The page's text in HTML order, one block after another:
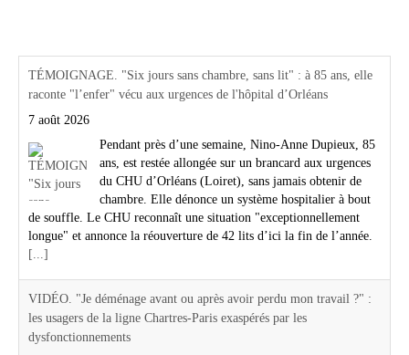
TÉMOIGNAGE. "Six jours sans chambre, sans lit" : à 85 ans, elle
raconte "l’enfer" vécu aux urgences de l'hôpital d’Orléans
7 août 2026
Pendant près d’une semaine, Nino-Anne Dupieux, 85
ans, est restée allongée sur un brancard aux urgences
du CHU d’Orléans (Loiret), sans jamais obtenir de
chambre. Elle dénonce un système hospitalier à bout
de souffle. Le CHU reconnaît une situation "exceptionnellement
longue" et annonce la réouverture de 42 lits d’ici la fin de l’année.
[...]
VIDÉO. "Je déménage avant ou après avoir perdu mon travail ?" :
les usagers de la ligne Chartres-Paris exaspérés par les
dysfonctionnements